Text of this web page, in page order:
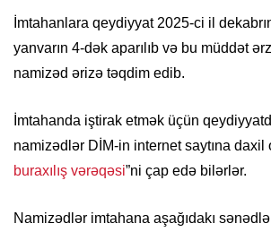
İmtahanlara qeydiyyat 2025-ci il
yanvarın 4-dək aparılıb və bu müddət
namizəd ərizə təqdim edib.
İmtahanda iştirak etmək üçün
namizədlər DİM-in internet saytına daxil
buraxılış vərəqəsi”ni çap edə bilərlər.
Namizədlər imtahana aşağıdakı